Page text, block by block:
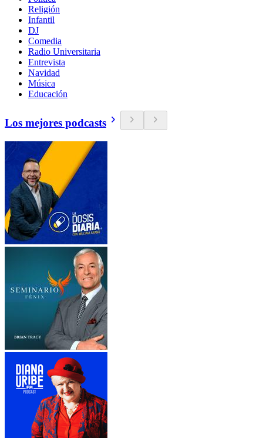
Religión
Infantil
DJ
Comedia
Radio Universitaria
Entrevista
Navidad
Música
Educación
Los mejores podcasts